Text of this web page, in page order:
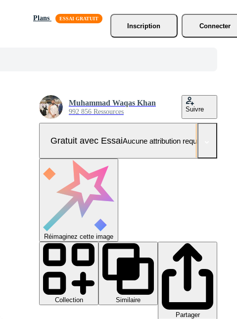
Plans
Inscription
Connecter
Muhammad Waqas Khan
992 856 Ressources Suivre
Gratuit avec EssaiAucune attribution requise
Réimaginez cette image
Collection
Similaire
Partager